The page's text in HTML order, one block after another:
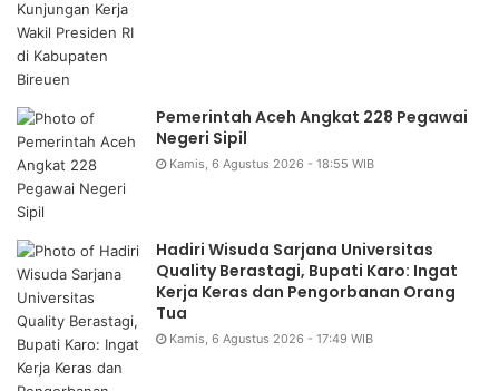
Pemerintah Aceh Angkat 228 Pegawai
Negeri Sipil
Kamis, 6 Agustus 2026 - 18:55 WIB
Hadiri Wisuda Sarjana Universitas
Quality Berastagi, Bupati Karo: Ingat
Kerja Keras dan Pengorbanan Orang
Tua
Kamis, 6 Agustus 2026 - 17:49 WIB